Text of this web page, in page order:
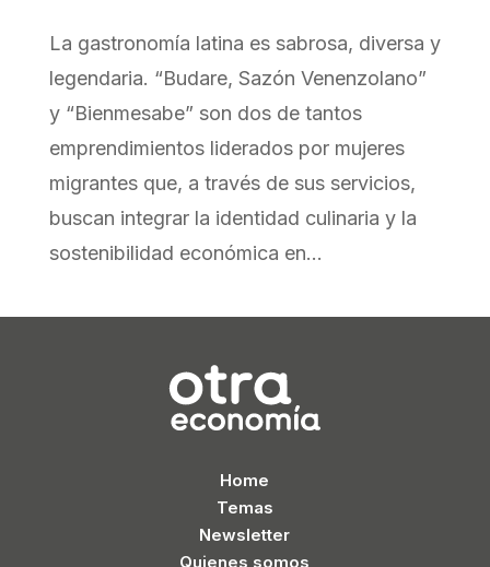
La gastronomía latina es sabrosa, diversa y
legendaria. “Budare, Sazón Venenzolano”
y “Bienmesabe” son dos de tantos
emprendimientos liderados por mujeres
migrantes que, a través de sus servicios,
buscan integrar la identidad culinaria y la
sostenibilidad económica en...
Home
Temas
Newsletter
Quienes somos